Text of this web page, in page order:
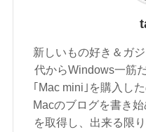
新しいもの好き＆ガ
代からWindows一筋
｢Mac mini｣を購入し
Macのブログを書き
を取得し、出来る限